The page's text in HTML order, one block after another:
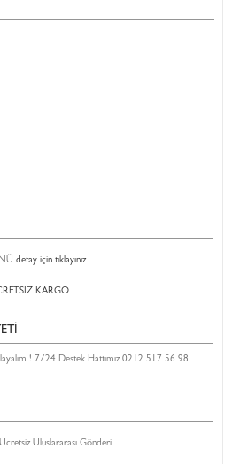
detay için tıklayınız
KARGO
! 7/24 Destek Hattımız 0212 517 56 98
Uluslararası Gönderi